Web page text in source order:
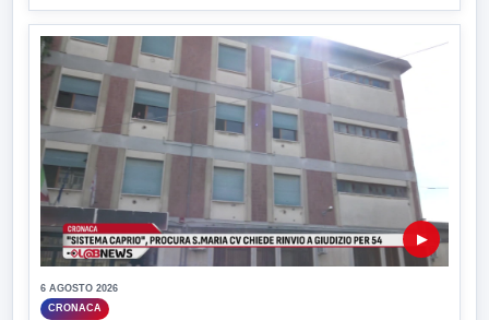
▶
6 AGOSTO 2026
CRONACA